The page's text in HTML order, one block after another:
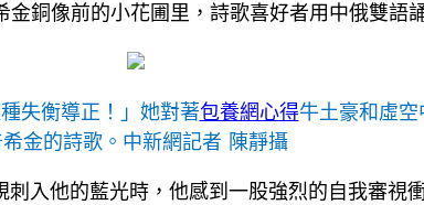
銅像前的小花圃里，詩歌喜好者用中俄雙語
失衡導正！」她對著包養網心得牛土豪和虛
希金的詩歌。中新網記者 陳靜攝
入他的藍光時，他感到一股強烈的自我審視